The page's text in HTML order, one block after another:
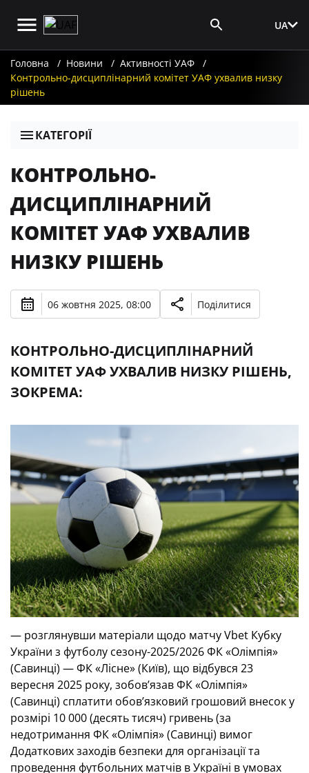
UA
Головна Новини
Активності УАФ
Контрольно-дисциплінарний комітет УАФ ухвалив низку
рішень
КАТЕГОРІЇ
КОНТРОЛЬНО-
ДИСЦИПЛІНАРНИЙ
КОМІТЕТ УАФ УХВАЛИВ
НИЗКУ РІШЕНЬ
06 жовтня 2025, 08:00 Поділитися
КОНТРОЛЬНО-ДИСЦИПЛІНАРНИЙ
КОМІТЕТ УАФ УХВАЛИВ НИЗКУ РІШЕНЬ,
ЗОКРЕМА:
— розглянувши матеріали щодо матчу Vbet Кубку
України з футболу сезону-2025/2026 ФК «Олімпія»
(Савинці) — ФК «Лісне» (Київ), що відбувся 23
вересня 2025 року, зобов’язав ФК «Олімпія»
(Савинці) сплатити обов’язковий грошовий внесок у
розмірі 10 000 (десять тисяч) гривень (за
недотримання ФК «Олімпія» (Савинці) вимог
Додаткових заходів безпеки для організації та
проведення футбольних матчів в Україні в умовах